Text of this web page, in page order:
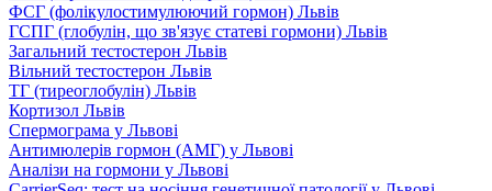
ФСГ (фолікулостимулюючий гормон) Львів
ГСПГ (глобулін, що зв'язує статеві гормони) Львів
Загальний тестостерон Львів
Вільний тестостерон Львів
ТГ (тиреоглобулін) Львів
Кортизол Львів
Спермограма у Львові
Антимюлерів гормон (АМГ) у Львові
Аналізи на гормони у Львові